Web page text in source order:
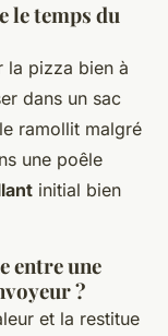
le temps du
la pizza bien à
dans un sac
ramollit malgré
une poêle
initial bien
entre une
?
et la restitue